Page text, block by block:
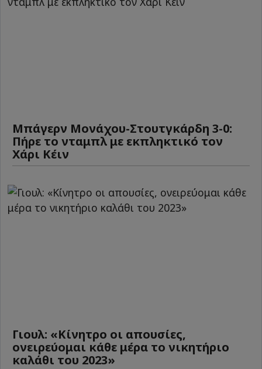
Μπάγερν Μονάχου-Στουτγκάρδη 3-0:
Πήρε το νταμπλ με εκπληκτικό τον
Χάρι Κέιν
Γιουλ: «Κίνητρο οι απουσίες,
ονειρεύομαι κάθε μέρα το νικητήριο
καλάθι του 2023»